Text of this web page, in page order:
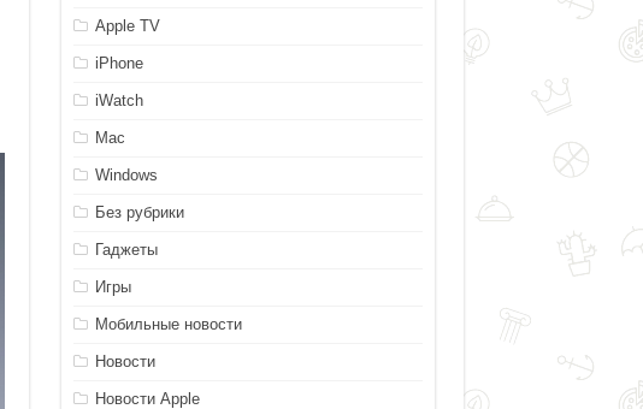
Apple TV
iPhone
iWatch
Mac
Windows
Без рубрики
Гаджеты
Игры
Мобильные новости
Новости
Новости Apple